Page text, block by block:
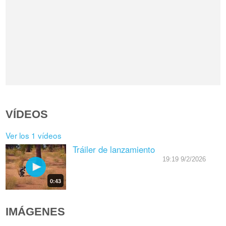
VÍDEOS
Ver los 1 vídeos
0:43
Tráiler de lanzamiento
19:19 9/2/2026
IMÁGENES